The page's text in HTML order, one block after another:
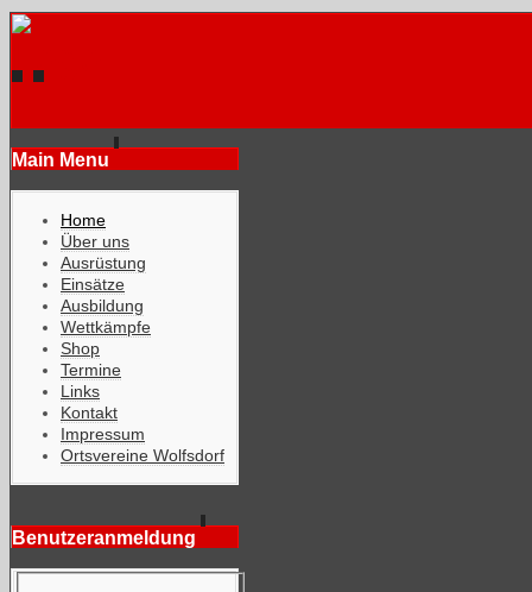
Main Menu
Home
Über uns
Ausrüstung
Einsätze
Ausbildung
Wettkämpfe
Shop
Termine
Links
Kontakt
Impressum
Ortsvereine Wolfsdorf
Benutzeranmeldung